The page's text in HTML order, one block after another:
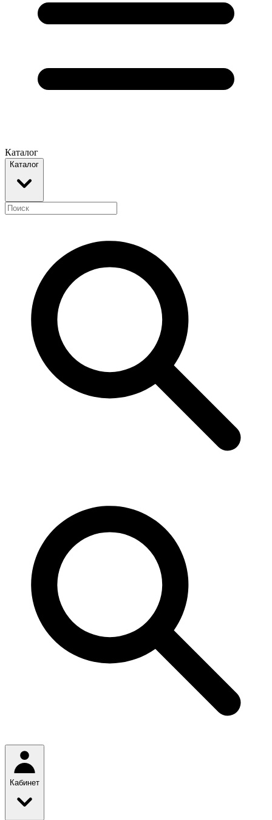
Каталог
Каталог
Кабинет